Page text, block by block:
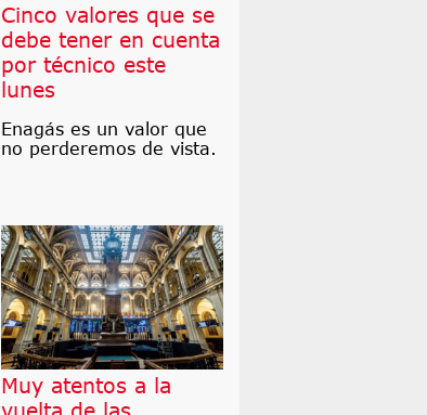
Cinco valores que se
debe tener en cuenta
por técnico este
lunes
Enagás es un valor que
no perderemos de vista.
Muy atentos a la